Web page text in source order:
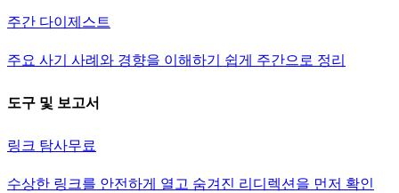
주간 다이제스트
주요 사기 사례와 경향을 이해하기 쉽게 주간으로 정리
도구 및 보고서
링크 탐사무료
수상한 링크를 안전하게 열고 숨겨진 리디렉션을 먼저 확인